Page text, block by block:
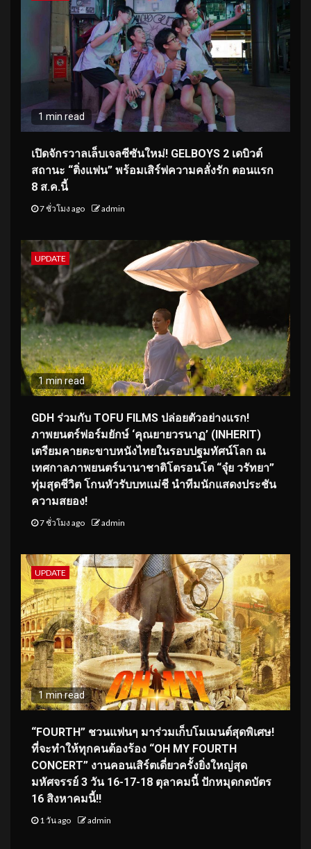
1 min read
เปิดจักรวาลเล็บเจลซีซันใหม่! GELBOYS 2 เดบิวต์
สถานะ “ติ่งแฟน” พร้อมเสิร์ฟความคลั่งรัก ตอนแรก
8 ส.ค.นี้
7 ชั่วโมง ago admin
UPDATE
1 min read
GDH ร่วมกับ TOFU FILMS ปล่อยตัวอย่างแรก!
ภาพยนตร์ฟอร์มยักษ์ ‘คุณยายวรนาฏ’ (INHERIT)
เตรียมคายตะขาบหนังไทยในรอบปฐมทัศน์โลก ณ
เทศกาลภาพยนตร์นานาชาติโตรอนโต “จุ๋ย วรัทยา”
ทุ่มสุดชีวิต โกนหัวรับบทแม่ชี นำทีมนักแสดงประชัน
ความสยอง!
7 ชั่วโมง ago admin
UPDATE
1 min read
“FOURTH” ชวนแฟนๆ มาร่วมเก็บโมเมนต์สุดพิเศษ!
ที่จะทำให้ทุกคนต้องร้อง “OH MY FOURTH
CONCERT” งานคอนเสิร์ตเดี่ยวครั้งยิ่งใหญ่สุด
มหัศจรรย์ 3 วัน 16-17-18 ตุลาคมนี้ ปักหมุดกดบัตร
16 สิงหาคมนี้!!
1 วัน ago admin